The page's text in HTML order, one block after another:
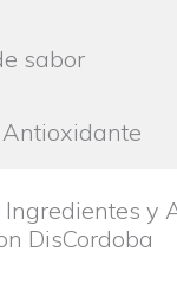
sabor
y
DisCordoba